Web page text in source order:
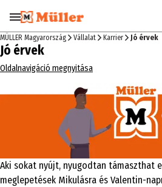
Ugrás a navigációra
MÜLLER Magyarország Vállalat Karrier Jó érvek
Jó érvek
Oldalnavigáció megnyitása
Aki sokat nyújt, nyugodtan támaszthat
meglepetések Mikulásra és Valentin-